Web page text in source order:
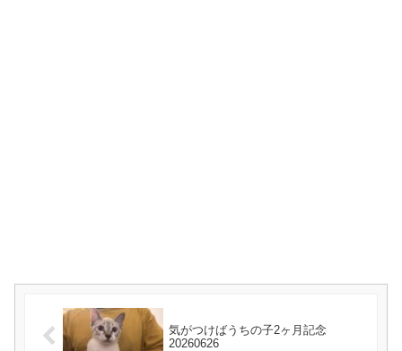
気がつけばうちの子2ヶ月記念
20260626